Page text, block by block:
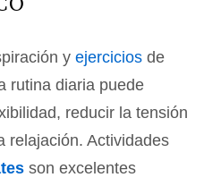
y ejercicios de
rutina diaria puede
reducir la tensión
relajación. Actividades
son excelentes